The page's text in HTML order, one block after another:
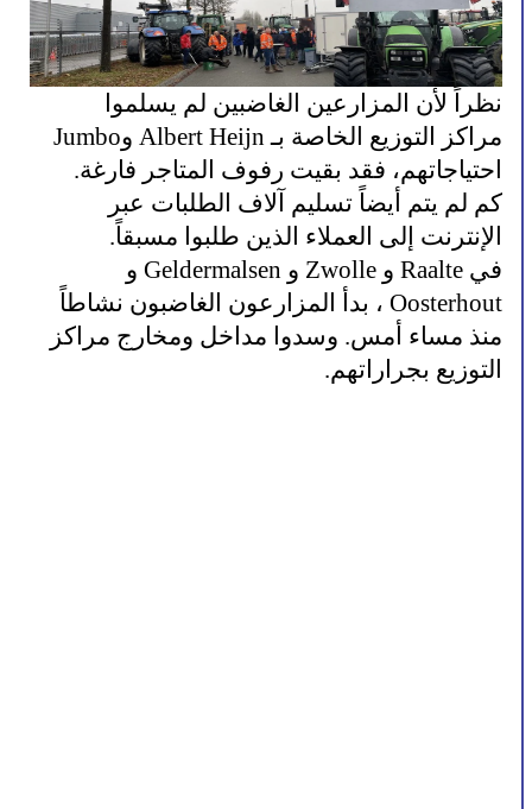
نظراً لأن المزارعين الغاضبين لم يسلموا
مراكز التوزيع الخاصة بـ Albert Heijn وJumbo
احتياجاتهم، فقد بقيت رفوف المتاجر فارغة.
كم لم يتم أيضاً تسليم آلاف الطلبات عبر
الإنترنت إلى العملاء الذين طلبوا مسبقاً.
في Raalte و Zwolle و Geldermalsen و
Oosterhout ، بدأ المزارعون الغاضبون نشاطاً
منذ مساء أمس. وسدوا مداخل ومخارج مراكز
التوزيع بجراراتهم.